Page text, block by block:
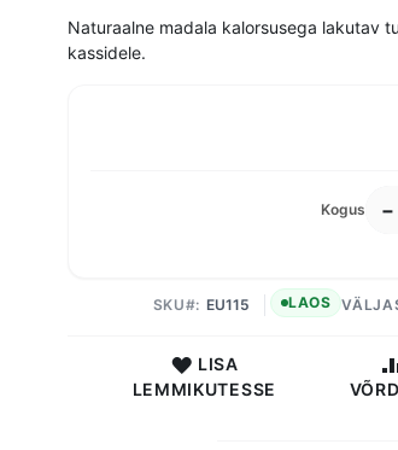
Naturaalne madala kalorsusega lakutav
kassidele.
Kogus −
SKU EU115 LAOS
LISA
LEMMIKUTESSE